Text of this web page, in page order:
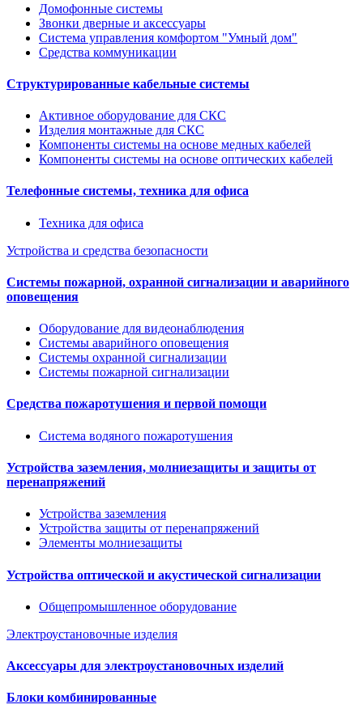
Домофонные системы
Звонки дверные и аксессуары
Система управления комфортом "Умный дом"
Средства коммуникации
Структурированные кабельные системы
Активное оборудование для СКС
Изделия монтажные для СКС
Компоненты системы на основе медных кабелей
Компоненты системы на основе оптических кабелей
Телефонные системы, техника для офиса
Техника для офиса
Устройства и средства безопасности
Системы пожарной, охранной сигнализации и аварийного
оповещения
Оборудование для видеонаблюдения
Системы аварийного оповещения
Системы охранной сигнализации
Системы пожарной сигнализации
Средства пожаротушения и первой помощи
Система водяного пожаротушения
Устройства заземления, молниезащиты и защиты от
перенапряжений
Устройства заземления
Устройства защиты от перенапряжений
Элементы молниезащиты
Устройства оптической и акустической сигнализации
Общепромышленное оборудование
Электроустановочные изделия
Аксессуары для электроустановочных изделий
Блоки комбинированные